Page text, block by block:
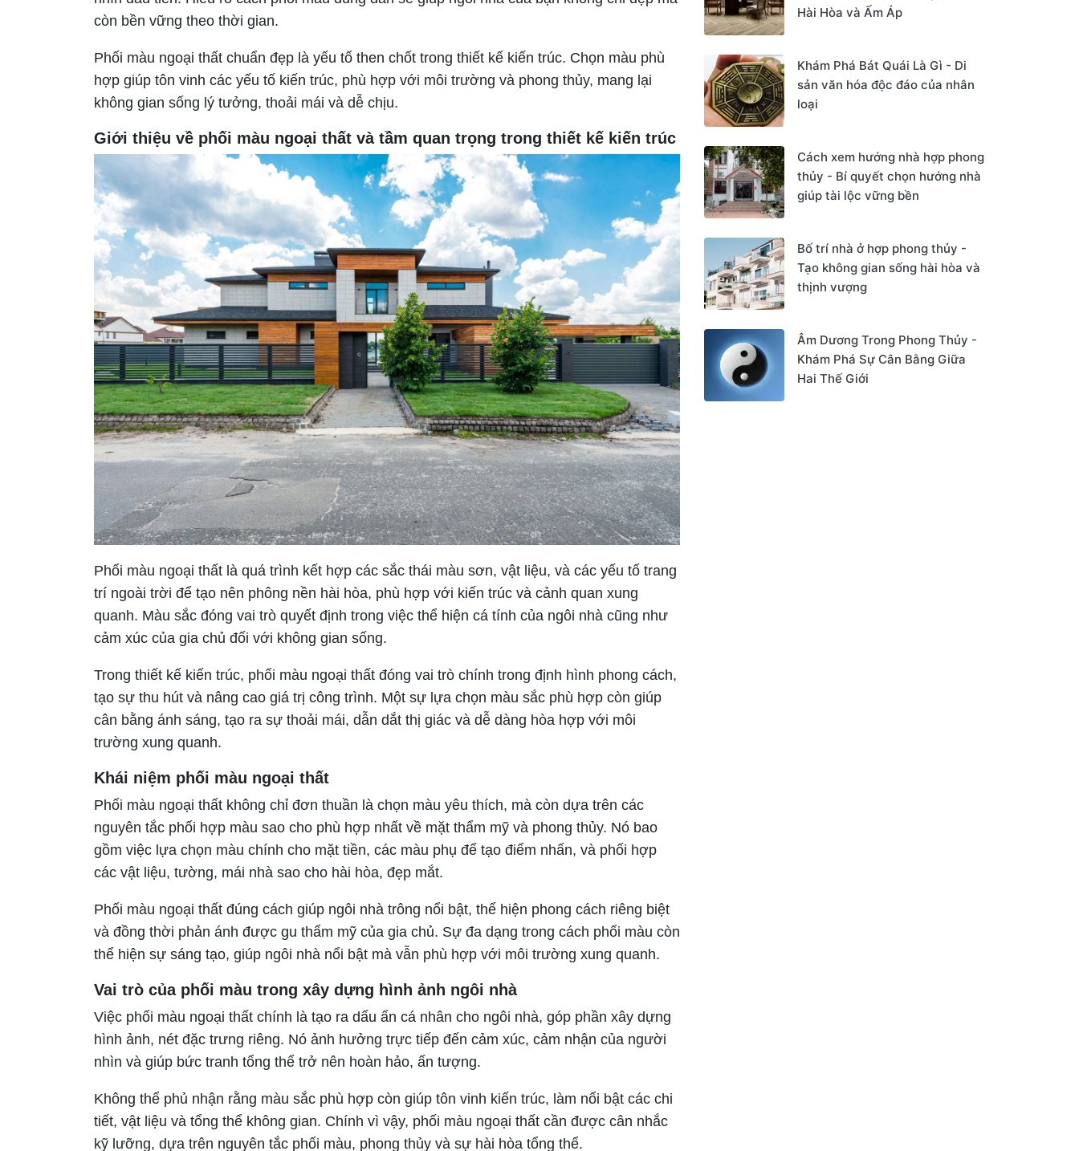
còn bền vững theo thời gian.
Phối màu ngoại thất chuẩn đẹp là yếu tố then chốt trong thiết kế kiến trúc. Chọn màu phù
hợp giúp tôn vinh các yếu tố kiến trúc, phù hợp với môi trường và phong thủy, mang lại
không gian sống lý tưởng, thoải mái và dễ chịu.
Giới thiệu về phối màu ngoại thất và tầm quan trọng trong thiết kế kiến trúc
Phối màu ngoại thất là quá trình kết hợp các sắc thái màu sơn, vật liệu, và các yếu tố trang
trí ngoài trời để tạo nên phông nền hài hòa, phù hợp với kiến trúc và cảnh quan xung
quanh. Màu sắc đóng vai trò quyết định trong việc thể hiện cá tính của ngôi nhà cũng như
cảm xúc của gia chủ đối với không gian sống.
Trong thiết kế kiến trúc, phối màu ngoại thất đóng vai trò chính trong định hình phong cách,
tạo sự thu hút và nâng cao giá trị công trình. Một sự lựa chọn màu sắc phù hợp còn giúp
cân bằng ánh sáng, tạo ra sự thoải mái, dẫn dắt thị giác và dễ dàng hòa hợp với môi
trường xung quanh.
Khái niệm phối màu ngoại thất
Phối màu ngoại thất không chỉ đơn thuần là chọn màu yêu thích, mà còn dựa trên các
nguyên tắc phối hợp màu sao cho phù hợp nhất về mặt thẩm mỹ và phong thủy. Nó bao
gồm việc lựa chọn màu chính cho mặt tiền, các màu phụ để tạo điểm nhấn, và phối hợp
các vật liệu, tường, mái nhà sao cho hài hòa, đẹp mắt.
Phối màu ngoại thất đúng cách giúp ngôi nhà trông nổi bật, thể hiện phong cách riêng biệt
và đồng thời phản ánh được gu thẩm mỹ của gia chủ. Sự đa dạng trong cách phối màu còn
thể hiện sự sáng tạo, giúp ngôi nhà nổi bật mà vẫn phù hợp với môi trường xung quanh.
Vai trò của phối màu trong xây dựng hình ảnh ngôi nhà
Việc phối màu ngoại thất chính là tạo ra dấu ấn cá nhân cho ngôi nhà, góp phần xây dựng
hình ảnh, nét đặc trưng riêng. Nó ảnh hưởng trực tiếp đến cảm xúc, cảm nhận của người
nhìn và giúp bức tranh tổng thể trở nên hoàn hảo, ấn tượng.
Không thể phủ nhận rằng màu sắc phù hợp còn giúp tôn vinh kiến trúc, làm nổi bật các chi
tiết, vật liệu và tổng thể không gian. Chính vì vậy, phối màu ngoại thất cần được cân nhắc
kỹ lưỡng, dựa trên nguyên tắc phối màu, phong thủy và sự hài hòa tổng thể.
Hài Hòa và Ấm Áp
Khám Phá Bát Quái Là Gì - Di
sản văn hóa độc đáo của nhân
loại
Cách xem hướng nhà hợp phong
thủy - Bí quyết chọn hướng nhà
giúp tài lộc vững bền
Bố trí nhà ở hợp phong thủy -
Tạo không gian sống hài hòa và
thịnh vượng
Âm Dương Trong Phong Thủy -
Khám Phá Sự Cân Bằng Giữa
Hai Thế Giới